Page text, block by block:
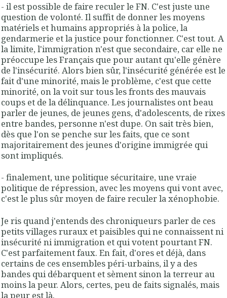
- il est possible de faire reculer le FN. C'est juste une
question de volonté. Il suffit de donner les moyens
matériels et humains appropriés à la police, la
gendarmerie et la justice pour fonctionner. C'est tout. A
la limite, l'immigration n'est que secondaire, car elle ne
préoccupe les Français que pour autant qu'elle génère
de l'insécurité. Alors bien sûr, l'insécurité générée est le
fait d'une minorité, mais le problème, c'est que cette
minorité, on la voit sur tous les fronts des mauvais
coups et de la délinquance. Les journalistes ont beau
parler de jeunes, de jeunes gens, d'adolescents, de rixes
entre bandes, personne n'est dupe. On sait très bien,
dès que l'on se penche sur les faits, que ce sont
majoritairement des jeunes d'origine immigrée qui
sont impliqués.
- finalement, une politique sécuritaire, une vraie
politique de répression, avec les moyens qui vont avec,
c'est le plus sûr moyen de faire reculer la xénophobie.
Je ris quand j'entends des chroniqueurs parler de ces
petits villages ruraux et paisibles qui ne connaissent ni
insécurité ni immigration et qui votent pourtant FN.
C'est parfaitement faux. En fait, d'ores et déjà, dans
certains de ces ensembles péri-urbains, il y a des
bandes qui débarquent et sèment sinon la terreur au
moins la peur. Alors, certes, peu de faits signalés, mais
la peur est là.